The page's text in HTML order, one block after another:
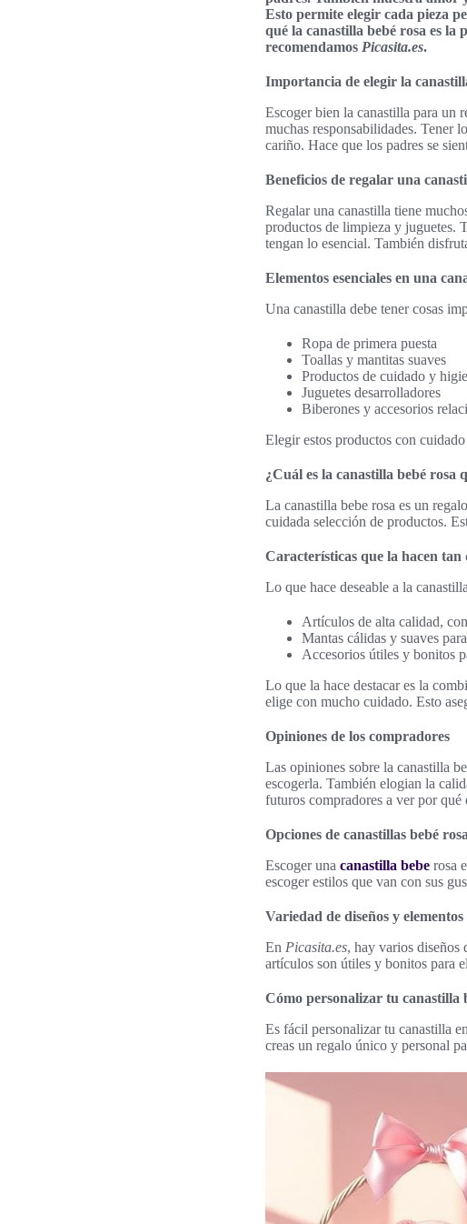
Esto permite elegir cada pieza
qué la canastilla bebé rosa es la
recomendamos Picasita.es.
Importancia de elegir la
Escoger bien la canastilla para un
muchas responsabilidades. Tener
cariño. Hace que los padres se
Beneficios de regalar una
Regalar una canastilla tiene
productos de limpieza y juguetes.
tengan lo esencial. También
Elementos esenciales en una
Una canastilla debe tener cosas
Ropa de primera puesta
Toallas y mantitas suaves
Productos de cuidado y
Juguetes desarrolladores
Biberones y accesorios
Elegir estos productos con
¿Cuál es la canastilla bebé rosa
La canastilla bebe rosa es un
cuidada selección de productos.
Características que la hacen tan
Lo que hace deseable a la
Artículos de alta calidad,
Mantas cálidas y suaves
Accesorios útiles y bonitos
Lo que la hace destacar es la
elige con mucho cuidado. Esto
Opiniones de los compradores
Las opiniones sobre la canastilla
escogerla. También elogian la
futuros compradores a ver por
Opciones de canastillas bebé
Escoger una canastilla bebe rosa
escoger estilos que van con sus
Variedad de diseños y elementos
En Picasita.es, hay varios diseños
artículos son útiles y bonitos para
Cómo personalizar tu canastilla
Es fácil personalizar tu canastilla
creas un regalo único y personal